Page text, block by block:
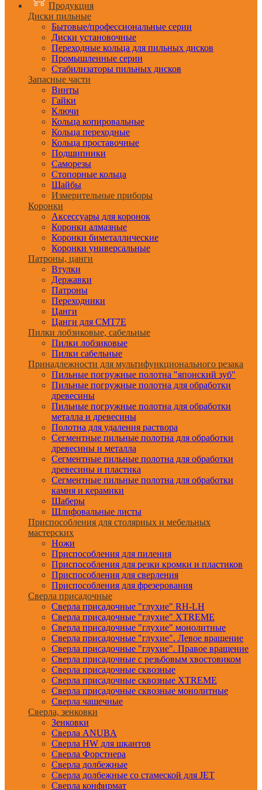
Продукция
Диски пильные
Бытовые/профессиональные серии
Диски установочные
Переходные кольца для пильных дисков
Промышленные серии
Стабилизаторы пильных дисков
Запасные части
Винты
Гайки
Ключи
Кольца копировальные
Кольца переходные
Кольца проставочные
Подшипники
Саморезы
Стопорные кольца
Шайбы
Измерительные приборы
Коронки
Аксессуары для коронок
Коронки алмазные
Коронки биметаллические
Коронки универсальные
Патроны, цанги
Втулки
Державки
Патроны
Переходники
Цанги
Цанги для CMT7E
Пилки лобзиковые, сабельные
Пилки лобзиковые
Пилки сабельные
Принадлежности для мультифункционального резака
Пильные погружные полотна "японский зуб"
Пильные погружные полотна для обработки
древесины
Пильные погружные полотна для обработки
металла и древесины
Полотна для удаления раствора
Сегментные пильные полотна для обработки
древесины и металла
Сегментные пильные полотна для обработки
древесины и пластика
Сегментные пильные полотна для обработки
камня и керамики
Шаберы
Шлифовальные листы
Приспособления для столярных и мебельных
мастерских
Ножи
Приспособления для пиления
Приспособления для резки кромки и пластиков
Приспособления для сверления
Приспособления для фрезерования
Сверла присадочные
Сверла присадочные "глухие" RH-LH
Сверла присадочные "глухие" XTREME
Сверла присадочные "глухие" монолитные
Сверла присадочные "глухие". Левое вращение
Сверла присадочные "глухие". Правое вращение
Сверла присадочные с резьбовым хвостовиком
Сверла присадочные сквозные
Сверла присадочные сквозные XTREME
Сверла присадочные сквозные монолитные
Сверла чашечные
Сверла, зенковки
Зенковки
Сверла ANUBA
Сверла HW для шкантов
Сверла Форстнера
Сверла долбежные
Сверла долбежные со стамеской для JET
Сверла конфирмат